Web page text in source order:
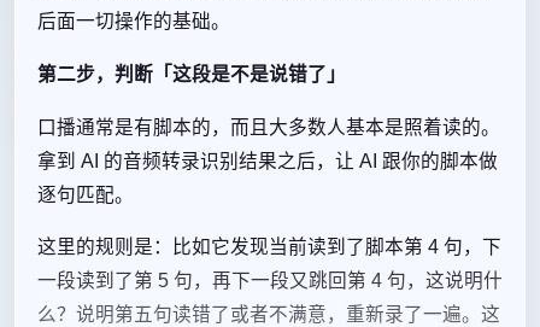
后面一切操作的基础。
第二步，判断「这段是不是说错了」
口播通常是有脚本的，而且大多数人基本是照着读的。
拿到 AI 的音频转录识别结果之后，让 AI 跟你的脚本做
逐句匹配。
这里的规则是：比如它发现当前读到了脚本第 4 句，下
一段读到了第 5 句，再下一段又跳回第 4 句，这说明什
么？说明第五句读错了或者不满意，重新录了一遍。这